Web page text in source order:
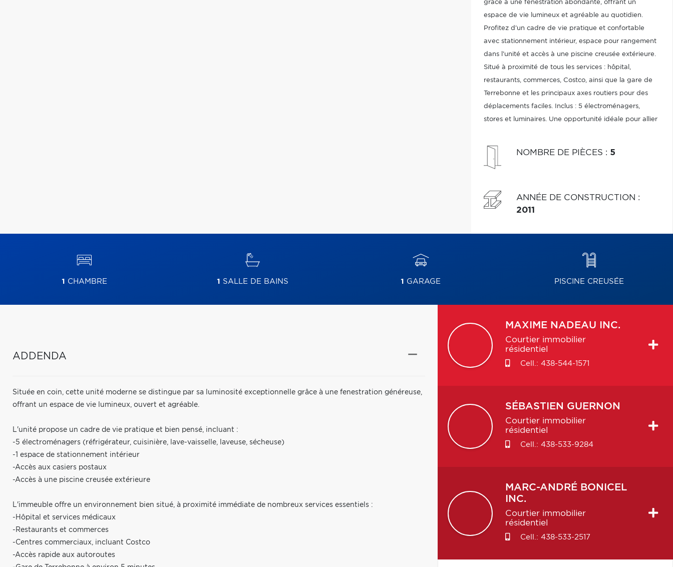
grâce à une fenestration abondante, offrant un
espace de vie lumineux et agréable au quotidien.
Profitez d'un cadre de vie pratique et confortable
avec stationnement intérieur, espace pour rangement
dans l'unité et accès à une piscine creusée extérieure.
Situé à proximité de tous les services : hôpital,
restaurants, commerces, Costco, ainsi que la gare de
Terrebonne et les principaux axes routiers pour des
déplacements faciles. Inclus : 5 électroménagers,
stores et luminaires. Une opportunité idéale pour allier
voir!
NOMBRE DE PIÈCES : 5
ANNÉE DE CONSTRUCTION :
2011
1 CHAMBRE 1 SALLE DE BAINS 1 GARAGE PISCINE CREUSÉE
ADDENDA
Située en coin, cette unité moderne se distingue par sa luminosité exceptionnelle grâce à une fenestration généreuse,
offrant un espace de vie lumineux, ouvert et agréable.
L'unité propose un cadre de vie pratique et bien pensé, incluant :
-5 électroménagers (réfrigérateur, cuisinière, lave-vaisselle, laveuse, sécheuse)
-1 espace de stationnement intérieur
-Accès aux casiers postaux
-Accès à une piscine creusée extérieure
L'immeuble offre un environnement bien situé, à proximité immédiate de nombreux services essentiels :
-Hôpital et services médicaux
-Restaurants et commerces
-Centres commerciaux, incluant Costco
-Accès rapide aux autoroutes
MAXIME NADEAU INC.
Courtier immobilier
résidentiel
Cell.: 438-544-1571
SÉBASTIEN GUERNON
Courtier immobilier
résidentiel
Cell.: 438-533-9284
MARC-ANDRÉ BONICEL
INC.
Courtier immobilier
résidentiel
Cell.: 438-533-2517